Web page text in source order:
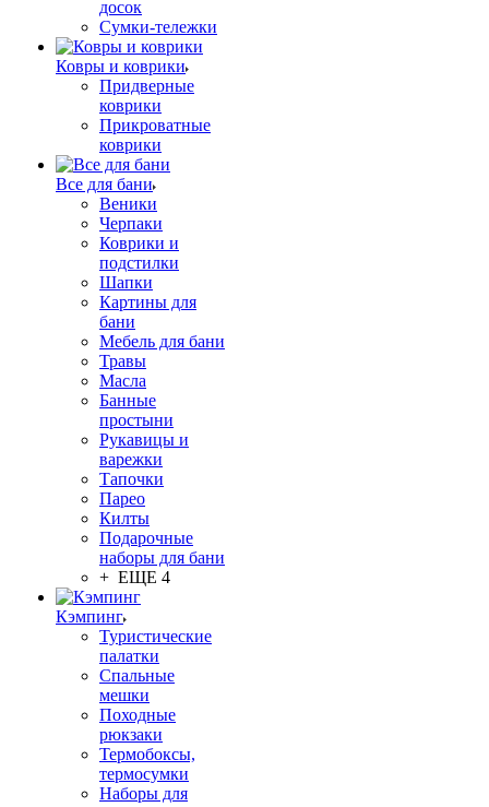
досок
Сумки-тележки
Ковры и коврики
Придверные
коврики
Прикроватные
коврики
Все для бани
Веники
Черпаки
Коврики и
подстилки
Шапки
Картины для
бани
Мебель для бани
Травы
Масла
Банные
простыни
Рукавицы и
варежки
Тапочки
Парео
Килты
Подарочные
наборы для бани
+ ЕЩЕ 4
Кэмпинг
Туристические
палатки
Спальные
мешки
Походные
рюкзаки
Термобоксы,
термосумки
Наборы для